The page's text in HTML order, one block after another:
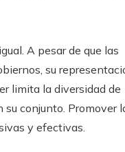
A pesar de que las
su
limita la diversidad de
conjunto. Promover
y efectivas.